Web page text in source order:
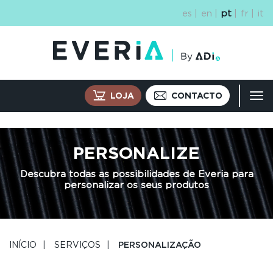
es en pt fr it
LOJA CONTACTO
PERSONALIZE
Descubra todas as possibilidades de Everia para
personalizar os seus produtos
INÍCIO SERVIÇOS PERSONALIZAÇÃO